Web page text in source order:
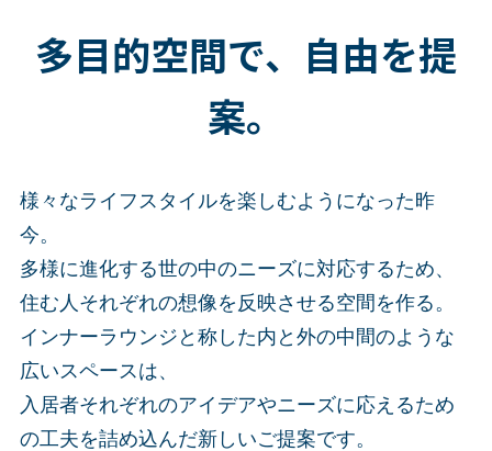
多目的空間で、自由を提
案。
様々なライフスタイルを楽しむようになった昨
今。
多様に進化する世の中のニーズに対応するため、
住む人それぞれの想像を反映させる空間を作る。
インナーラウンジと称した内と外の中間のような
広いスペースは、
入居者それぞれのアイデアやニーズに応えるため
の工夫を詰め込んだ新しいご提案です。